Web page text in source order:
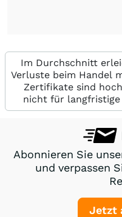
Im Durchschnitt
Verluste beim Handel
Zertifikate sind
nicht für langfristige
Abonnieren Sie
und verpassen
Jetzt